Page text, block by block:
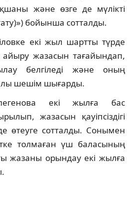
және өзге де мүлікті
бойынша сотталды.
екі жыл шартты түрде
айыру жазасын тағайындап,
белгіледі және оның
шешім шығарды.
екі жылға бас
жазасын қауіпсіздігі
өтеуге сотталды. Сонымен
толмаған үш баласының
жазаны орындау екі жылға